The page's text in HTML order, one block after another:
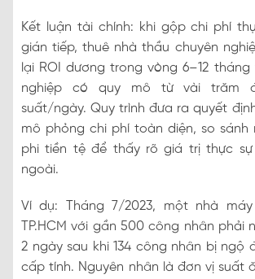
Kết luận tài chính: khi gộp chi phí
gián tiếp, thuê nhà thầu chuyên
lại ROI dương trong vòng 6–12
nghiệp có quy mô từ vài trăm
suất/ngày. Quy trình đưa ra quyết
mô phỏng chi phí toàn diện, so sánh
phi tiền tệ để thấy rõ giá trị thực
ngoài.
Ví dụ: Tháng 7/2023, một nhà
TP.HCM với gần 500 công nhân phải
2 ngày sau khi 134 công nhân bị ngộ
cấp tính. Nguyên nhân là đơn vị suất